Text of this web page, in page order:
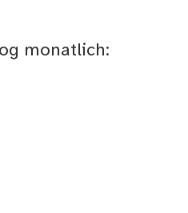
monatlich: